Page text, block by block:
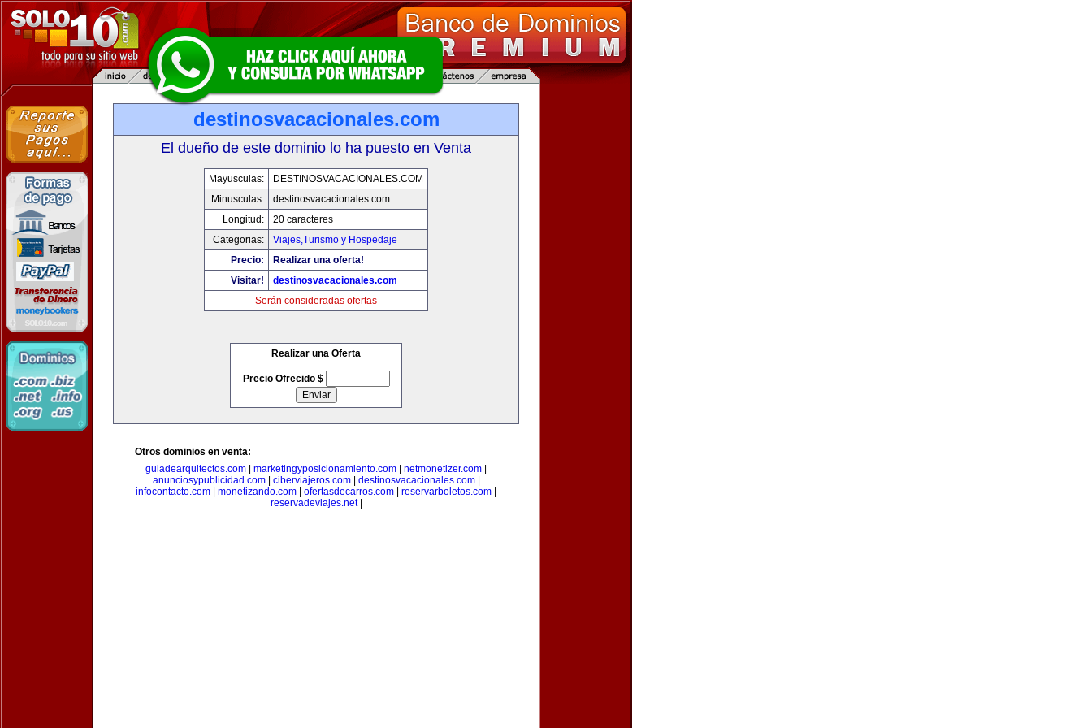
destinosvacacionales.com
El dueño de este dominio lo ha puesto en Venta
Mayusculas:
DESTINOSVACACIONALES.COM
Minusculas:
destinosvacacionales.com
Longitud:
20 caracteres
Categorias:
Viajes,Turismo y Hospedaje
Precio:
Realizar una oferta!
Visitar!
destinosvacacionales.com
Serán consideradas ofertas
Realizar una Oferta
Precio Ofrecido $
Otros dominios en venta:
guiadearquitectos.com
marketingyposicionamiento.com netmonetizer.com
anunciosypublicidad.com| ciberviajeros.com| destinosvacacionales.com|
infocontacto.com
monetizando.com ofertasdecarros.com reservarboletos.com
reservadeviajes.net|